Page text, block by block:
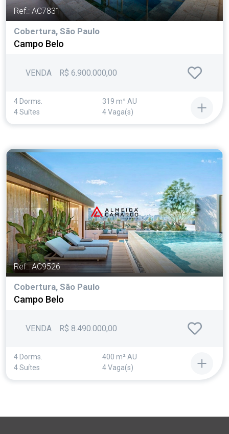
Ref.: AC7831
Cobertura, São Paulo
Campo Belo
VENDA R$ 6.900.000,00
4 Dorms.
319 m² AU
4 Suítes
4 Vaga(s)
Ref.: AC9526
Cobertura, São Paulo
Campo Belo
VENDA R$ 8.490.000,00
4 Dorms.
400 m² AU
4 Suítes
4 Vaga(s)